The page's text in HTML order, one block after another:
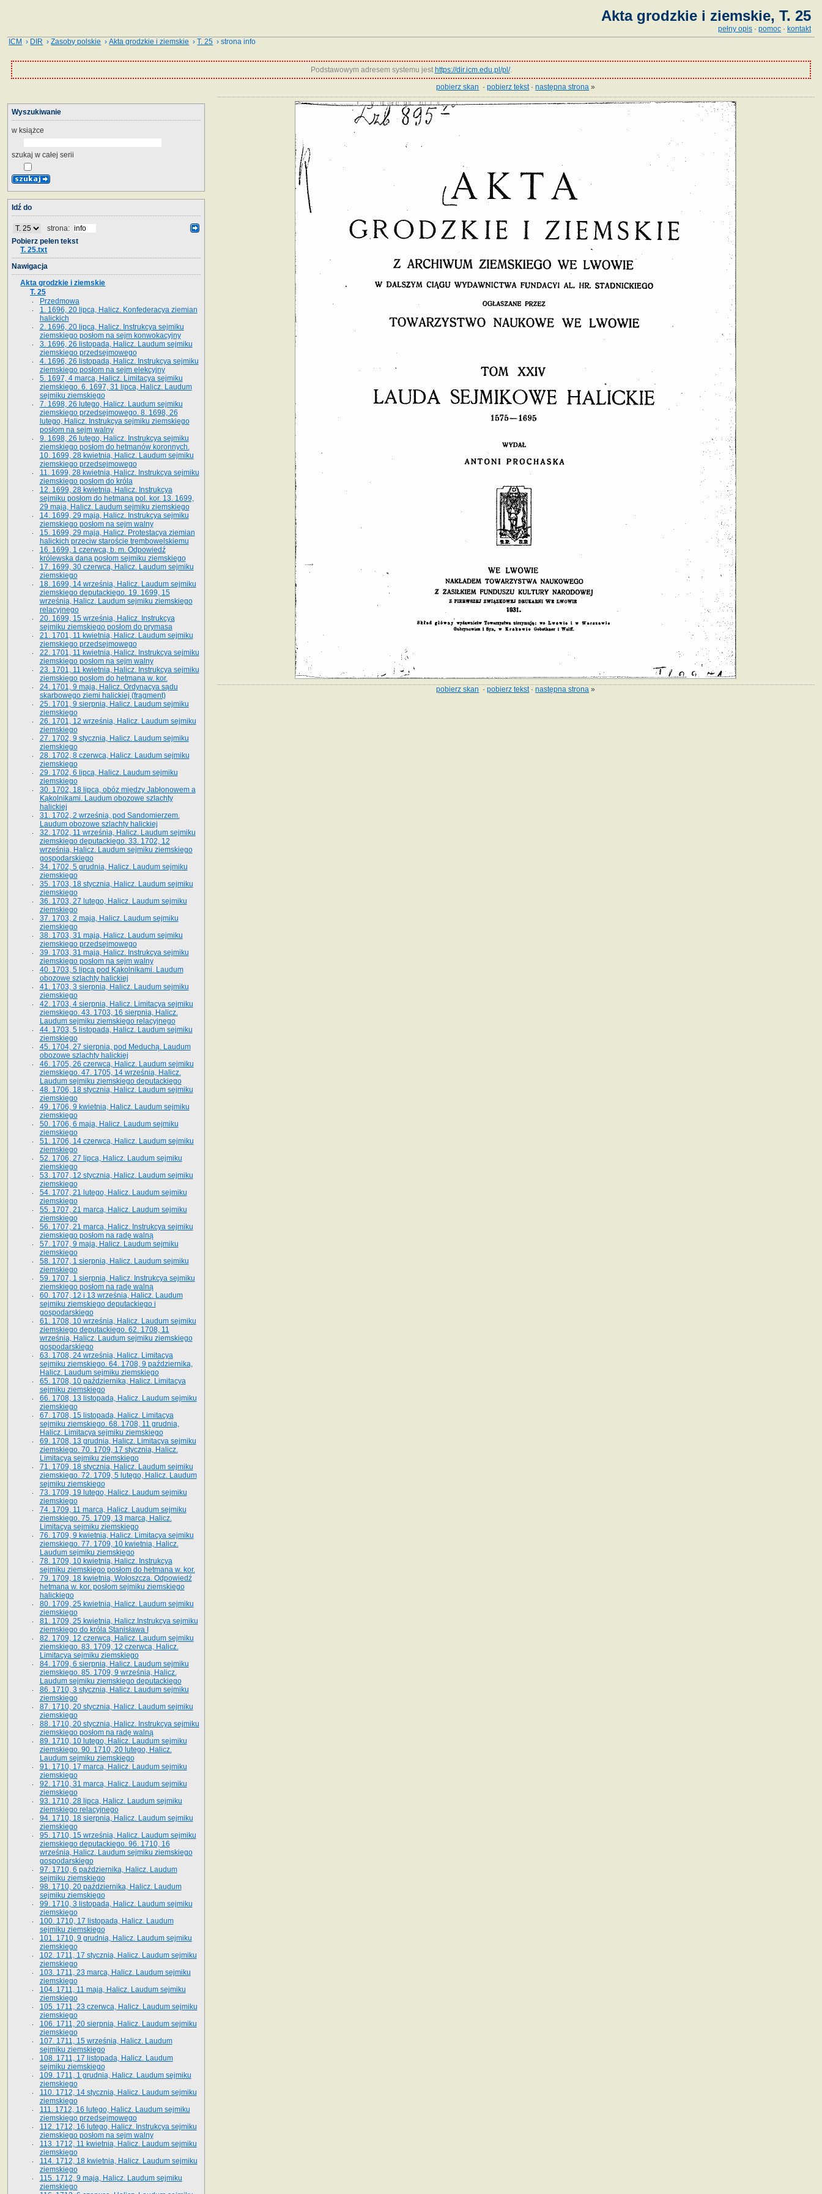
Akta grodzkie i ziemskie, T. 25
pełny opis · pomoc · kontakt
ICM › DIR ›Zasoby polskie ›Akta grodzkie i ziemskie ›T. 25 › strona info
Podstawowym adresem systemu jest https://dir.icm.edu.pl/pl/.
pobierz skan ·pobierz tekst·następna strona »
pobierz skan ·pobierz tekst·następna strona »
Wyszukiwanie
w książce
szukaj w całej serii
Idź do
strona:
Pobierz pełen tekst
T. 25.txt
Nawigacja
Akta grodzkie i ziemskie
T. 25
Przedmowa
1. 1696, 20 lipca, Halicz. Konfederacya ziemian
halickich
2. 1696, 20 lipca, Halicz. Instrukcya sejmiku
ziemskiego posłom na sejm konwokacyjny
3. 1696, 26 listopada, Halicz. Laudum sejmiku
ziemskiego przedsejmowego
4. 1696, 26 listopada, Halicz. Instrukcya sejmiku
ziemskiego posłom na sejm elekcyjny
5. 1697, 4 marca, Halicz. Limitacya sejmiku
ziemskiego. 6. 1697, 31 lipca, Halicz. Laudum
sejmiku ziemskiego
7. 1698, 26 lutego, Halicz. Laudum sejmiku
ziemskiego przedsejmowego. 8. 1698, 26
lutego, Halicz. Instrukcya sejmiku ziemskiego
posłom na sejm walny
9. 1698, 26 lutego, Halicz. Instrukcya sejmiku
ziemskiego posłom do hetmanów koronnych.
10. 1699, 28 kwietnia, Halicz. Laudum sejmiku
ziemskiego przedsejmowego
11. 1699, 28 kwietnia, Halicz. Instrukcya sejmiku
ziemskiego posłom do króla
12. 1699, 28 kwietnia, Halicz. Instrukcya
sejmiku posłom do hetmana pol. kor. 13. 1699,
29 maja, Halicz. Laudum sejmiku ziemskiego
14. 1699, 29 maja, Halicz. Instrukcya sejmiku
ziemskiego posłom na sejm walny
15. 1699, 29 maja, Halicz. Protestacya ziemian
halickich przeciw staroście trembowelskiemu
16. 1699, 1 czerwca, b. m. Odpowiedź
królewska dana posłom sejmiku ziemskiego
17. 1699, 30 czerwca, Halicz. Laudum sejmiku
ziemskiego
18. 1699, 14 września, Halicz. Laudum sejmiku
ziemskiego deputackiego. 19. 1699, 15
września, Halicz. Laudum sejmiku ziemskiego
relacyjnego
20. 1699, 15 września, Halicz. Instrukcya
sejmiku ziemskiego posłom do prymasa
21. 1701, 11 kwietnia, Halicz. Laudum sejmiku
ziemskiego przedsejmowego
22. 1701, 11 kwietnia, Halicz. Instrukcya sejmiku
ziemskiego posłom na sejm walny
23. 1701, 11 kwietnia, Halicz. Instrukcya sejmiku
ziemskiego posłom do hetmana w. kor.
24. 1701, 9 maja, Halicz. Ordynacya sądu
skarbowego ziemi halickiej (fragment)
25. 1701, 9 sierpnia, Halicz. Laudum sejmiku
ziemskiego
26. 1701, 12 września, Halicz. Laudum sejmiku
ziemskiego
27. 1702, 9 stycznia, Halicz. Laudum sejmiku
ziemskiego
28. 1702, 8 czerwca, Halicz. Laudum sejmiku
ziemskiego
29. 1702, 6 lipca, Halicz. Laudum sejmiku
ziemskiego
30. 1702, 18 lipca, obóz między Jabłonowem a
Kąkolnikami. Laudum obozowe szlachty
halickiej
31. 1702, 2 września, pod Sandomierzem.
Laudum obozowe szlachty halickiej
32. 1702, 11 września, Halicz. Laudum sejmiku
ziemskiego deputackiego. 33. 1702, 12
września, Halicz. Laudum sejmiku ziemskiego
gospodarskiego
34. 1702, 5 grudnia, Halicz. Laudum sejmiku
ziemskiego
35. 1703, 18 stycznia, Halicz. Laudum sejmiku
ziemskiego
36. 1703, 27 lutego, Halicz. Laudum sejmiku
ziemskiego
37. 1703, 2 maja, Halicz. Laudum sejmiku
ziemskiego
38. 1703, 31 maja, Halicz. Laudum sejmiku
ziemskiego przedsejmowego
39. 1703, 31 maja, Halicz. Instrukcya sejmiku
ziemskiego posłom na sejm walny
40. 1703, 5 lipca pod Kąkolnikami. Laudum
obozowe szlachty halickiej
41­. 1703, 3 sierpnia, Halicz. Laudum sejmiku
ziemskiego
42. 1703, 4 sierpnia, Halicz. Limitacya sejmiku
ziemskiego. 43. 1703, 16 sierpnia, Halicz.
Laudum sejmiku ziemskiego relacyjnego
44. 1703, 5 listopada, Halicz. Laudum sejmiku
ziemskiego
45. 1704, 27 sierpnia, pod Meduchą. Laudum
obozowe szlachty halickiej
46. 1705, 26 czerwca, Halicz. Laudum sejmiku
ziemskiego. 47. 1705, 14 września, Halicz.
Laudum sejmiku ziemskiego deputackiego
48. 1706, 18 stycznia, Halicz. Laudum sejmiku
ziemskiego
49. 1706, 9 kwietnia, Halicz. Laudum sejmiku
ziemskiego
50. 1706, 6 maja, Halicz. Laudum sejmiku
ziemskiego
51. 1706, 14 czerwca, Halicz. Laudum sejmiku
ziemskiego
52. 1706, 27 lipca, Halicz. Laudum sejmiku
ziemskiego
53. 1707, 12 stycznia, Halicz. Laudum sejmiku
ziemskiego
54. 1707, 21 lutego, Halicz. Laudum sejmiku
ziemskiego
55. 1707, 21 marca, Halicz. Laudum sejmiku
ziemskiego
56. 1707, 21 marca, Halicz. Instrukcya sejmiku
ziemskiego posłom na radę walną
57. 1707, 9 maja, Halicz. Laudum sejmiku
ziemskiego
58. 1707, 1 sierpnia, Halicz. Laudum sejmiku
ziemskiego
59. 1707, 1 sierpnia, Halicz. Instrukcya sejmiku
ziemskiego posłom na radę walną
60. 1707, 12 i 13 września, Halicz. Laudum
sejmiku ziemskiego deputackiego i
gospodarskiego
61. 1708, 10 września, Halicz. Laudum sejmiku
ziemskiego deputackiego. 62. 1708, 11
września, Halicz. Laudum sejmiku ziemskiego
gospodarskiego
63. 1708, 24 września, Halicz. Limitacya
sejmiku ziemskiego. 64. 1708, 9 października,
Halicz. Laudum sejmiku ziemskiego
65­. 1708, 10 października, Halicz. Limitacya
sejmiku ziemskiego
66. 1708, 13 listopada, Halicz. Laudum sejmiku
ziemskiego
67. 1708, 15 listopada, Halicz. Limitacya
sejmiku ziemskiego. 68. 1708, 11 grudnia,
Halicz. Limitacya sejmiku ziemskiego
69. 1708, 13 grudnia, Halicz. Limitacya sejmiku
ziemskiego. 70. 1709, 17 stycznia, Halicz.
Limitacya sejmiku ziemskiego
71. 1709, 18 stycznia, Halicz. Laudum sejmiku
ziemskiego. 72. 1709, 5 lutego, Halicz. Laudum
sejmiku ziemskiego
73. 1709, 19 lutego, Halicz. Laudum sejmiku
ziemskiego
74. 1709, 11 marca, Halicz. Laudum sejmiku
ziemskiego. 75. 1709, 13 marca, Halicz.
Limitacya sejmiku ziemskiego
76. 1709, 9 kwietnia, Halicz. Limitacya sejmiku
ziemskiego. 77. 1709, 10 kwietnia, Halicz.
Laudum sejmiku ziemskiego
78. 1709, 10 kwietnia, Halicz. Instrukcya
sejmiku ziemskiego posłom do hetmana w. kor.
79. 1709, 18 kwietnia, Wołoszcza. Odpowiedź
hetmana w. kor. posłom sejmiku ziemskiego
halickiego
80. 1709, 25 kwietnia, Halicz. Laudum sejmiku
ziemskiego
81. 1709, 25 kwietnia, Halicz.Instrukcya sejmiku
ziemskiego do króla Stanisława I
82. 1709, 12 czerwca, Halicz. Laudum sejmiku
ziemskiego. 83. 1709, 12 czerwca, Halicz.
Limitacya sejmiku ziemskiego
84. 1709, 6 sierpnia, Halicz. Laudum sejmiku
ziemskiego. 85. 1709, 9 września, Halicz.
Laudum sejmiku ziemskiego deputackiego
86. 1710, 3 stycznia, Halicz. Laudum sejmiku
ziemskiego
87. 1710, 20 stycznia, Halicz. Laudum sejmiku
ziemskiego
88. 1710, 20 stycznia, Halicz. Instrukcya sejmiku
ziemskiego posłom na radę walną
89. 1710, 10 lutego, Halicz. Laudum sejmiku
ziemskiego. 90. 1710, 20 lutego, Halicz.
Laudum sejmiku ziemskiego
91. 1710, 17 marca, Halicz. Laudum sejmiku
ziemskiego
92. 1710, 31 marca, Halicz. Laudum sejmiku
ziemskiego
93. 1710, 28 lipca, Halicz. Laudum sejmiku
ziemskiego relacyjnego
94. 1710, 18 sierpnia, Halicz. Laudum sejmiku
ziemskiego
95. 1710, 15 września, Halicz. Laudum sejmiku
ziemskiego deputackiego. 96. 1710, 16
września, Halicz. Laudum sejmiku ziemskiego
gospodarskiego
97. 1710, 6 października, Halicz. Laudum
sejmiku ziemskiego
98. 1710, 20 października, Halicz. Laudum
sejmiku ziemskiego
99. 1710, 3 listopada, Halicz. Laudum sejmiku
ziemskiego
100. 1710, 17 listopada, Halicz. Laudum
sejmiku ziemskiego
101. 1710, 9 grudnia, Halicz. Laudum sejmiku
ziemskiego
102. 1711, 17 stycznia, Halicz. Laudum sejmiku
ziemskiego
103. 1711, 23 marca, Halicz. Laudum sejmiku
ziemskiego
104. 1711, 11 maja, Halicz. Laudum sejmiku
ziemskiego
105. 1711, 23 czerwca, Halicz. Laudum sejmiku
ziemskiego
106. 1711, 20 sierpnia, Halicz. Laudum sejmiku
ziemskiego
107. 1711, 15 września, Halicz. Laudum
sejmiku ziemskiego
108. 1711, 17 listopada, Halicz. Laudum
sejmiku ziemskiego
109. 1711, 1 grudnia, Halicz. Laudum sejmiku
ziemskiego
110. 1712, 14 stycznia, Halicz. Laudum sejmiku
ziemskiego
111. 1712, 16 lutego, Halicz. Laudum sejmiku
ziemskiego przedsejmowego
112. 1712, 16 lutego, Halicz. Instrukcya sejmiku
ziemskiego posłom na sejm walny
113. 1712, 11 kwietnia, Halicz. Laudum sejmiku
ziemskiego
114. 1712, 18 kwietnia, Halicz. Laudum sejmiku
ziemskiego
115. 1712, 9 maja, Halicz. Laudum sejmiku
ziemskiego